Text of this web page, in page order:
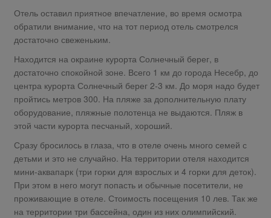
Отель оставил приятное впечатление, во время осмотра
обратили внимание, что на тот период отель смотрелся
достаточно свеженьким.
Находится на окраине курорта Солнечный берег, в
достаточно спокойной зоне. Всего 1 км до города Несебр, до
центра курорта Солнечный берег 2-3 км. До моря надо будет
пройтись метров 300. На пляже за дополнительную плату
оборудование, пляжные полотенца не выдаются. Пляж в
этой части курорта песчаный, хороший.
Сразу бросилось в глаза, что в отеле очень много семей с
детьми и это не случайно. На территории отеля находится
мини-аквапарк (три горки для взрослых и 4 горки для деток).
При этом в него могут попасть и обычные посетители, не
проживающие в отеле. Стоимость посещения 10 лев. Так же
на территории три бассейна, один из них олимпийский.